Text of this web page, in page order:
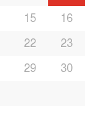
15
16
22
23
29
30